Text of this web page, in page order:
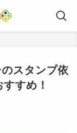
スタンプ依
すめ！